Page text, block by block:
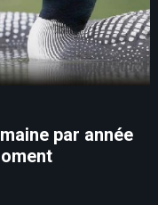
par année